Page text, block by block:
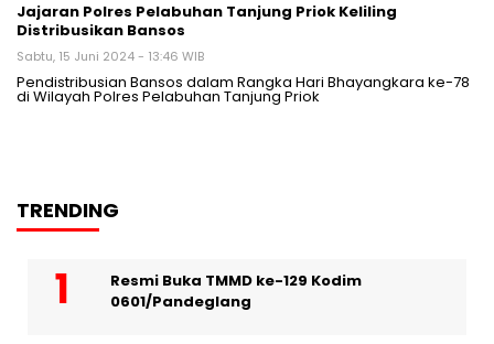
Jajaran Polres Pelabuhan Tanjung Priok Keliling
Distribusikan Bansos
Sabtu, 15 Juni 2024 - 13:46 WIB
Pendistribusian Bansos dalam Rangka Hari Bhayangkara ke-78
di Wilayah Polres Pelabuhan Tanjung Priok
TRENDING
Resmi Buka TMMD ke-129 Kodim
0601/Pandeglang